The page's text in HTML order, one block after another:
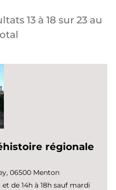
13 à 18 sur 23 au
régionale
06500 Menton
et de 14h à 18h sauf mardi